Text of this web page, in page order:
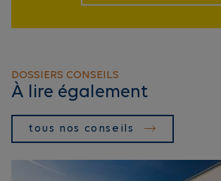
DOSSIERS CONSEILS
À lire également
tous nos conseils